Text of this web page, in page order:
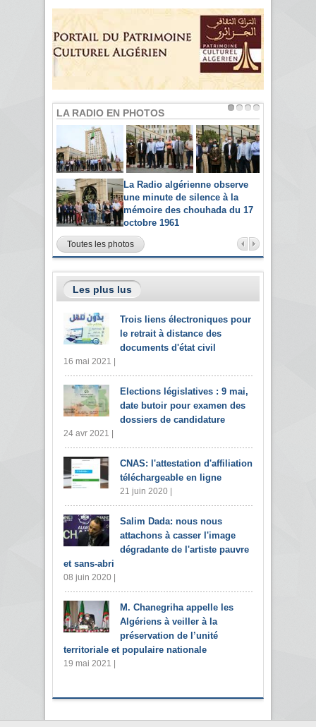
LA RADIO EN PHOTOS
La Radio algérienne observe
une minute de silence à la
mémoire des chouhada du 17
octobre 1961
Toutes les photos
Les plus lus
Trois liens électroniques pour
le retrait à distance des
documents d'état civil
16 mai 2021 |
Elections législatives : 9 mai,
date butoir pour examen des
dossiers de candidature
24 avr 2021 |
CNAS: l'attestation d'affiliation
téléchargeable en ligne
21 juin 2020 |
Salim Dada: nous nous
attachons à casser l'image
dégradante de l'artiste pauvre
et sans-abri
08 juin 2020 |
M. Chanegriha appelle les
Algériens à veiller à la
préservation de l’unité
territoriale et populaire nationale
19 mai 2021 |